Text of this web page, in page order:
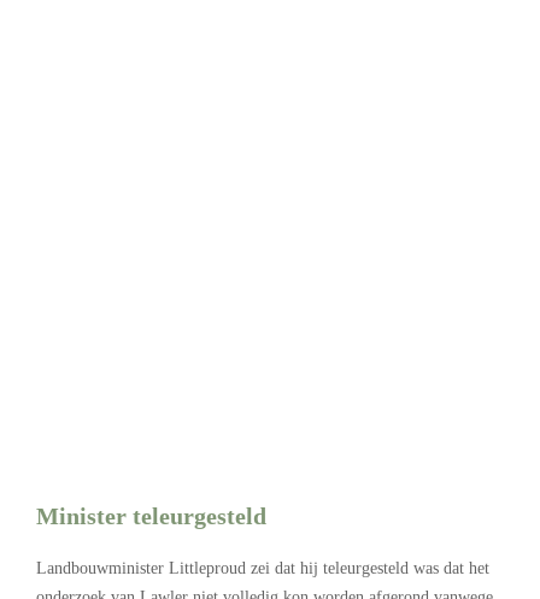
Minister teleurgesteld
Landbouwminister Littleproud zei dat hij teleurgesteld was dat het